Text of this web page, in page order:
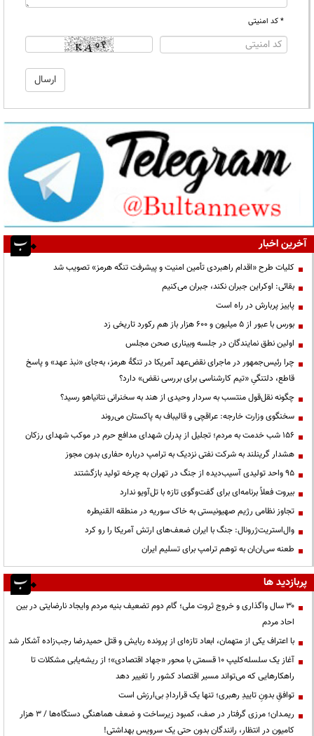
* کد امنیتی
آخرین اخبار
کلیات طرح «اقدام راهبردی تأمین امنیت و پیشرفت تنگه هرمز» تصویب شد
بقائی: اوکراین جبران نکند، جبران می‌کنیم
پاییز پربارش در راه است
بورس با عبور از ۵ میلیون و ۶۰۰ هزار باز هم رکورد تاریخی زد
اولین نطق نمایندگان در جلسه وبیناری صحن مجلس
چرا رئیس‌جمهور در ماجرای نقض‌عهد آمریکا در تنگهٔ هرمز، به‌جای «نبذ عهد» و پاسخ
قاطع، دلتنگیِ «تیم کارشناسی برای بررسی نقض» دارد؟
چگونه نقل‌قول منتسب به سردار وحیدی از هند به سخنرانی نتانیاهو رسید؟
سخنگوی وزارت خارجه: عراقچی و قالیباف به پاکستان می‌روند
۱۵۶ شب خدمت به مردم؛ تجلیل از پدران شهدای مدافع حرم در موکب شهدای رزکان
هشدار گرینلند به شرکت نفتی نزدیک به ترامپ درباره حفاری بدون مجوز
95 واحد تولیدی آسیب‌دیده از جنگ در تهران به چرخه تولید بازگشتند
بیروت فعلاً برنامه‌ای برای گفت‌وگوی تازه با تل‌آویو ندارد
تجاوز نظامی رژیم صهیونیستی به خاک سوریه در منطقه القنیطره
وال‌استریت‌ژرونال: جنگ با ایران ضعف‌های ارتش آمریکا را رو کرد
طعنه سی‌ان‌ان به توهم ترامپ برای تسلیم ایران
پربازدید ها
۳۰ سال واگذاری و خروج ثروت ملی؛ گام دوم تضعیف بنیه مردم وایجاد نارضایتی در بین
احاد مردم
با اعتراف یکی از متهمان، ابعاد تازه‌ای از پرونده ربایش و قتل حمیدرضا رجب‌زاده آشکار شد
آغاز یک سلسله‌کلیپ ۱۰ قسمتی با محور «جهاد اقتصادی»؛ از ریشه‌یابی مشکلات تا
راهکارهایی که می‌تواند مسیر اقتصاد کشور را تغییر دهد
توافقِ بدونِ تاییدِ رهبری؛ تنها یک قراردادِ بی‌ارزش است
ریمـدان؛ مرزی گرفتار در صف، کمبود زیرساخت و ضعف هماهنگی دستگاه‌ها / ۳ هزار
کامیون در انتظار، رانندگان بدون حتی یک سرویس بهداشتی!